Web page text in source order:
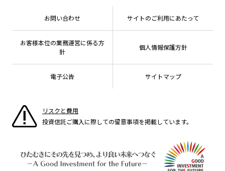
ちょこっと3分！ファンドシアター
有価証券届出書の効力の発生の有無について
こだわりのインデックスファンド 購入・換金手数料
なしシリーズ
確定拠出年金について
資産形成サポート
NAMシティ
お問い合わせ
よくあるご質問
方針・その他開示情報
公式キャラクターのご紹介
メディアお問い合わせ サイトのご利用にあたって
お客様本位の業務運営に係る方
針
個人情報保護方針
電子公告 サイトマップ
リスクと費用
投資信託ご購入に際しての留意事項を掲載しています。